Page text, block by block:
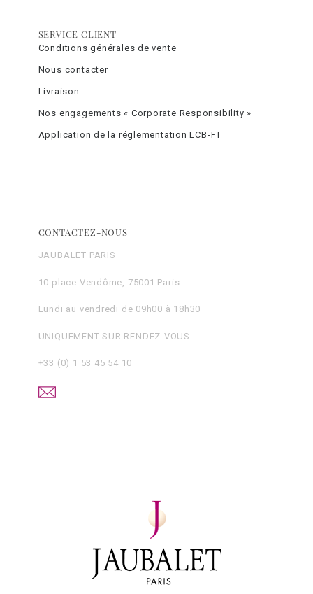
SERVICE CLIENT
Conditions générales de vente
Nous contacter
Livraison
Nos engagements « Corporate Responsibility »
Application de la réglementation LCB-FT
CONTACTEZ-NOUS
JAUBALET PARIS
10 place Vendôme, 75001 Paris
Lundi au vendredi de 09h00 à 18h30
UNIQUEMENT SUR RENDEZ-VOUS
+33 (0) 1 53 45 54 10